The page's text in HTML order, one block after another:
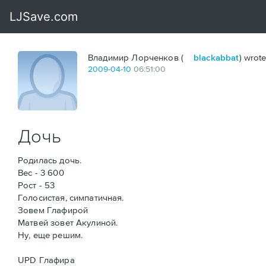
Владимир Лорченков ( blackabbat)
2009-04-10 06:51:00
Дочь
Родилась дочь.
Вес - 3 600
Рост - 53
Голосистая, симпатичная.
Зовем Глафирой
Матвей зовет Акулиной.
Ну, еще решим.
UPD Глафира